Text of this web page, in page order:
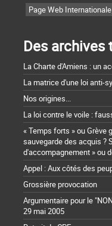
Page Web Internationale
Des
La Charte d'Amiens : un
La matrice d'une loi anti-
Nos origines...
La loi contre le voile :
« Temps forts » ou Grève
sauvegarde des acquis ?
d'accompagnement » ou
Appel : Aux côtés des
Grossière provocation
Argumentaire pour le
29 mai 2005